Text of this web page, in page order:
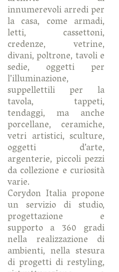
innumerevoli arredi per
la casa, come armadi,
letti, cassettoni,
credenze, vetrine,
divani, poltrone, tavoli e
sedie, oggetti per
l’illuminazione,
suppellettili per la
tavola, tappeti,
tendaggi, ma anche
porcellane, ceramiche,
vetri artistici, sculture,
oggetti d’arte,
argenterie, piccoli pezzi
da collezione e curiosità
varie.
Corydon Italia propone
un servizio di studio,
progettazione e
supporto a 360 gradi
nella realizzazione di
ambienti, nella stesura
di progetti di restyling,